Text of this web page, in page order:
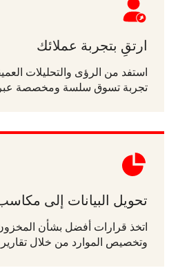
ارتقِ بتجربة عملائك
استفد من الرؤى والتحليلات
تجربة تسوق سلسة ومخصصة عبر
تحويل البيانات إلى
اتخذ قرارات أفضل بشأن المخزون
وتخصيص الموارد من خلال